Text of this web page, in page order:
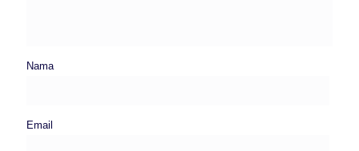
Nama
Email